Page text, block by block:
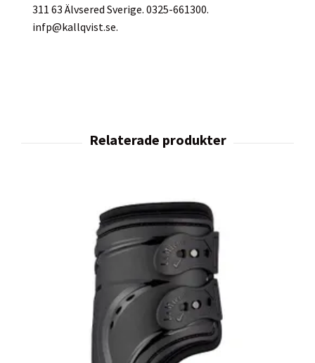
311 63 Älvsered Sverige. 0325-661300.
infp@kallqvist.se.